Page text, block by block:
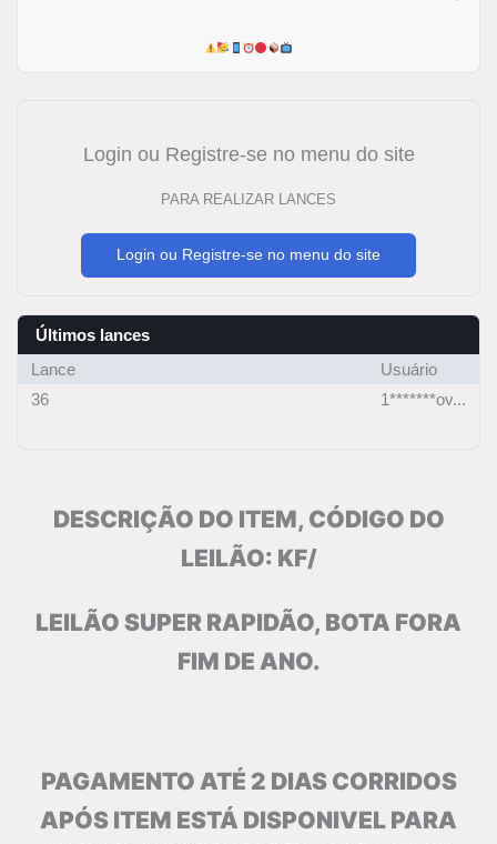
Login ou Registre-se no menu do site
PARA REALIZAR LANCES
Login ou Registre-se no menu do site
Últimos lances
Lance
Usuário
36
1*******ov...
DESCRIÇÃO DO ITEM, CÓDIGO DO
LEILÃO: KF/
LEILÃO SUPER RAPIDÃO, BOTA FORA
FIM DE ANO.
PAGAMENTO ATÉ 2 DIAS CORRIDOS
APÓS ITEM ESTÁ DISPONIVEL PARA